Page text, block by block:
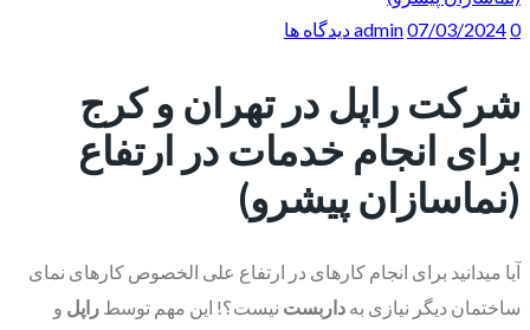
admin07/03/20240 دیدگاه ها
شرکت راپل در تهران و کرج
برای انجام خدمات در ارتفاع
(نماسازان پیشرو)
آیا میدانید برای انجام کارهای در ارتفاع علی الخصوص کارهای نمای
ساختمان دیگر نیازی به داربست نیست؟! این مهم توسط راپل و